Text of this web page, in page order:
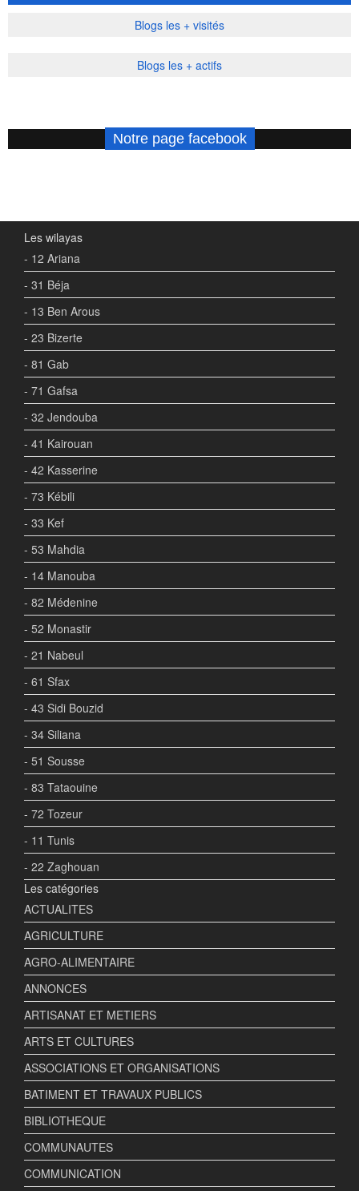
Blogs les + visités
Blogs les + actifs
Notre page facebook
Les wilayas
- 12 Ariana
- 31 Béja
- 13 Ben Arous
- 23 Bizerte
- 81 Gab
- 71 Gafsa
- 32 Jendouba
- 41 Kairouan
- 42 Kasserine
- 73 Kébili
- 33 Kef
- 53 Mahdia
- 14 Manouba
- 82 Médenine
- 52 Monastir
- 21 Nabeul
- 61 Sfax
- 43 Sidi Bouzid
- 34 Siliana
- 51 Sousse
- 83 Tataouine
- 72 Tozeur
- 11 Tunis
- 22 Zaghouan
Les catégories
ACTUALITES
AGRICULTURE
AGRO-ALIMENTAIRE
ANNONCES
ARTISANAT ET METIERS
ARTS ET CULTURES
ASSOCIATIONS ET ORGANISATIONS
BATIMENT ET TRAVAUX PUBLICS
BIBLIOTHEQUE
COMMUNAUTES
COMMUNICATION